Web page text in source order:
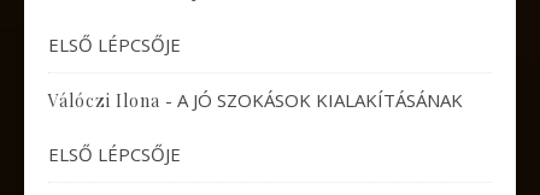
ELSŐ LÉPCSŐJE
Válóczi Ilona - A JÓ SZOKÁSOK KIALAKÍTÁSÁNAK
ELSŐ LÉPCSŐJE